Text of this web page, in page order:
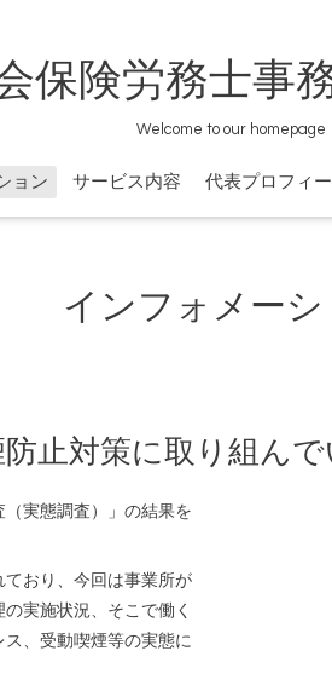
保険労務士事
Welcome to our homepage
ョン サービス内容 代表プロフィ
インフォメーシ
止対策に取り組ん
実態調査）」の結果を
おり、今回は事業所が
実施状況、そこで働く
、受動喫煙等の実態に